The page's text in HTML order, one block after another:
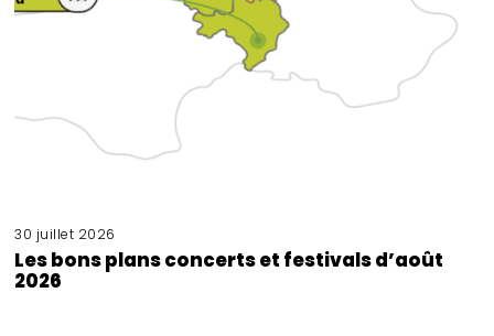
30 juillet 2026
Les bons plans concerts et festivals d’août
2026